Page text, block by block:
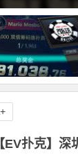
【EV扑克】